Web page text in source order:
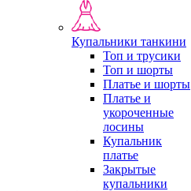
Купальники танкини
Топ и трусики
Топ и шорты
Платье и шорты
Платье и
укороченные
лосины
Купальник
платье
Закрытые
купальники